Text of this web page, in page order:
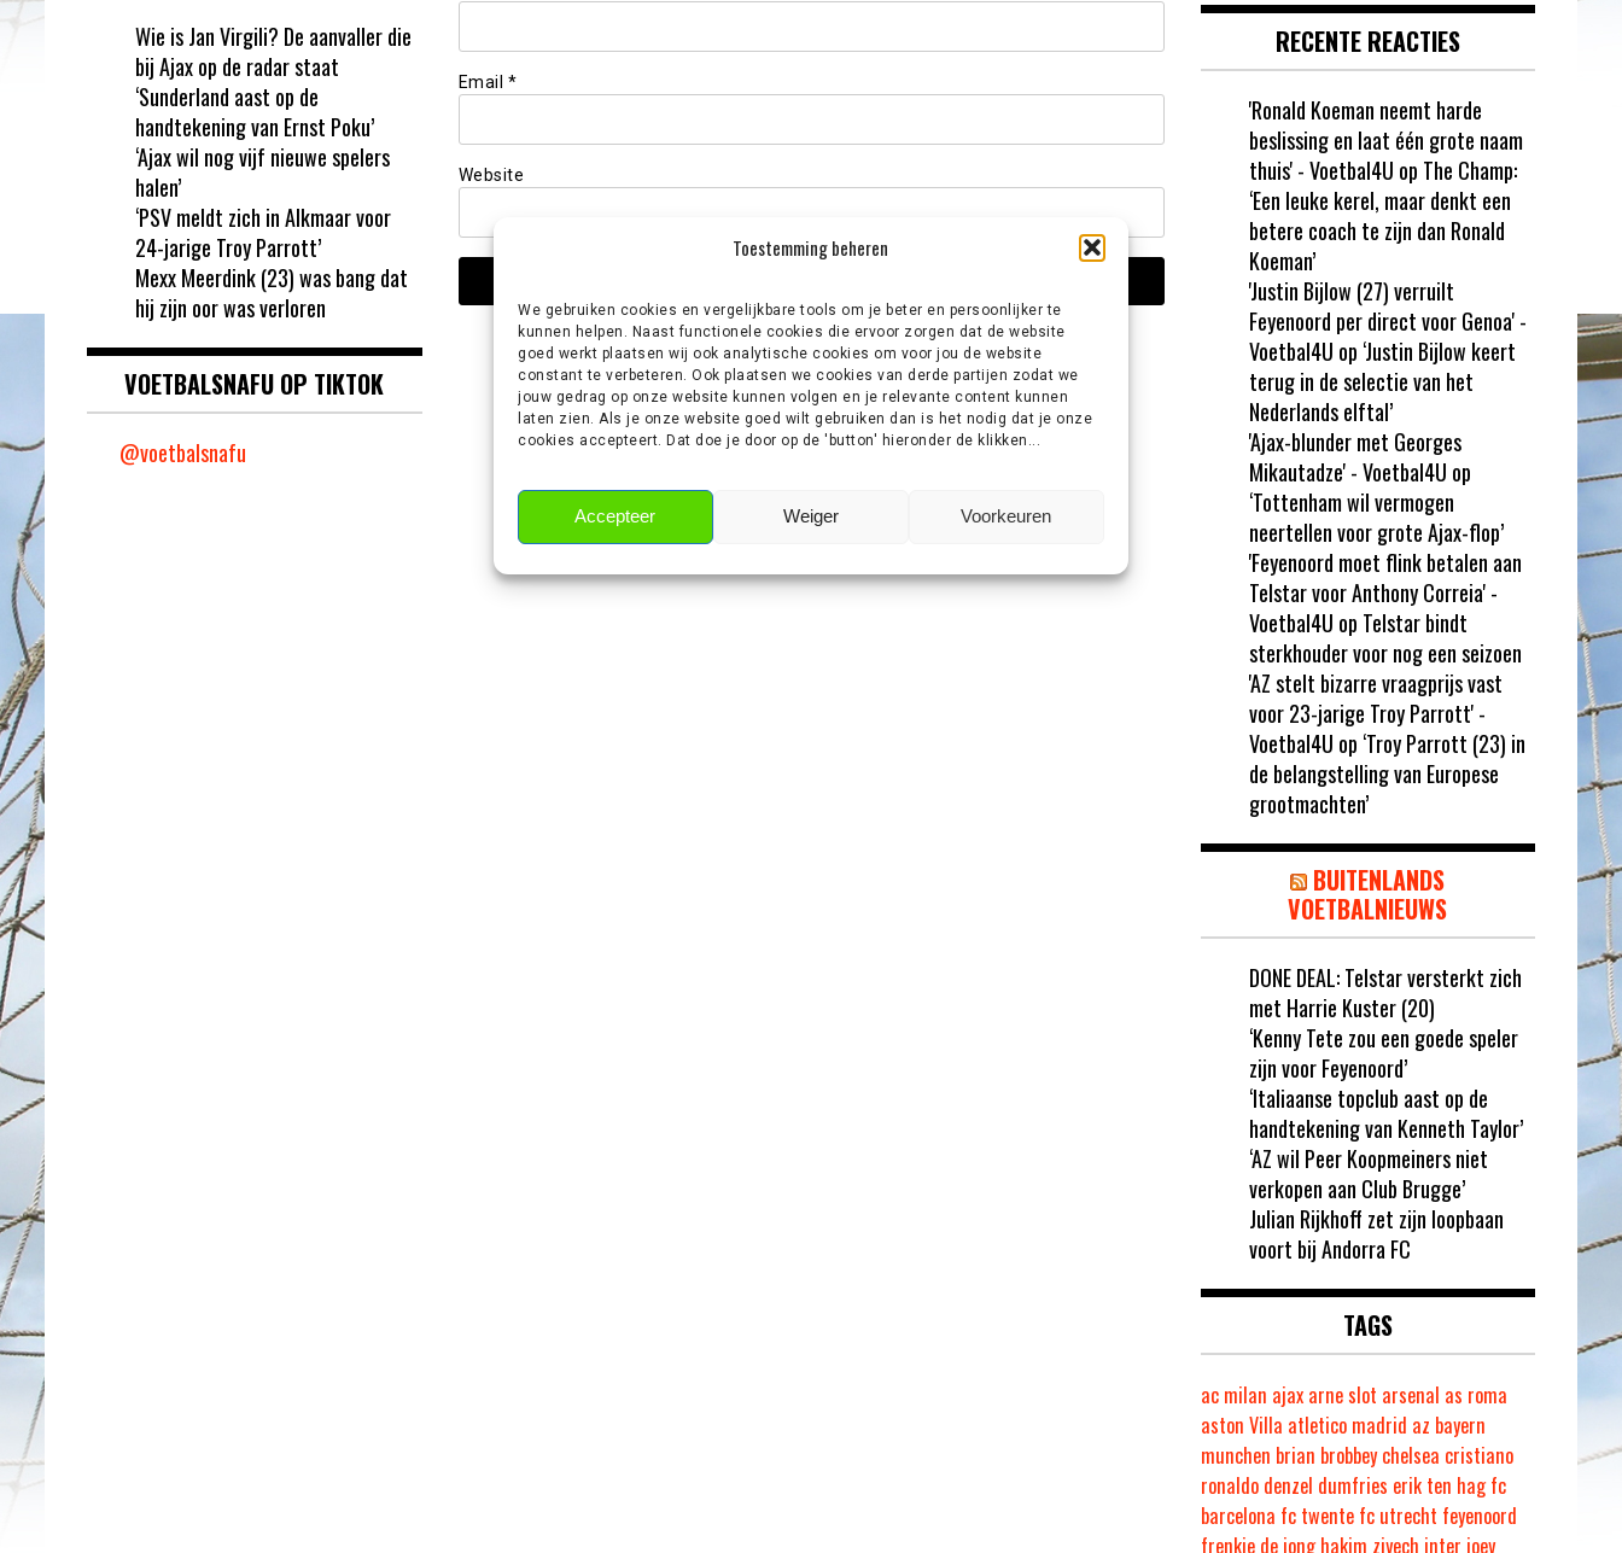
Toestemming beheren
We gebruiken cookies en vergelijkbare tools om je beter en persoonlijker te
kunnen helpen. Naast functionele cookies die ervoor zorgen dat de website
goed werkt plaatsen wij ook analytische cookies om voor jou de website
constant te verbeteren. Ook plaatsen we cookies van derde partijen zodat we
jouw gedrag op onze website kunnen volgen en je relevante content kunnen
laten zien. Als je onze website goed wilt gebruiken dan is het nodig dat je onze
cookies accepteert. Dat doe je door op de 'button' hieronder de klikken...
Accepteer Weiger Voorkeuren
Email *
Website
Wie is Jan Virgili? De aanvaller die
bij Ajax op de radar staat
‘Sunderland aast op de
handtekening van Ernst Poku’
‘Ajax wil nog vijf nieuwe spelers
halen’
‘PSV meldt zich in Alkmaar voor
24-jarige Troy Parrott’
Mexx Meerdink (23) was bang dat
hij zijn oor was verloren
VOETBALSNAFU OP TIKTOK
@voetbalsnafu
RECENTE REACTIES
'Ronald Koeman neemt harde
beslissing en laat één grote naam
thuis' - Voetbal4U op The Champ:
‘Een leuke kerel, maar denkt een
betere coach te zijn dan Ronald
Koeman’
'Justin Bijlow (27) verruilt
Feyenoord per direct voor Genoa' -
Voetbal4U op ‘Justin Bijlow keert
terug in de selectie van het
Nederlands elftal’
'Ajax-blunder met Georges
Mikautadze' - Voetbal4U op
‘Tottenham wil vermogen
neertellen voor grote Ajax-flop’
'Feyenoord moet flink betalen aan
Telstar voor Anthony Correia' -
Voetbal4U op Telstar bindt
sterkhouder voor nog een seizoen
'AZ stelt bizarre vraagprijs vast
voor 23-jarige Troy Parrott' -
Voetbal4U op ‘Troy Parrott (23) in
de belangstelling van Europese
grootmachten’
BUITENLANDS
VOETBALNIEUWS
DONE DEAL: Telstar versterkt zich
met Harrie Kuster (20)
‘Kenny Tete zou een goede speler
zijn voor Feyenoord’
‘Italiaanse topclub aast op de
handtekening van Kenneth Taylor’
‘AZ wil Peer Koopmeiners niet
verkopen aan Club Brugge’
Julian Rijkhoff zet zijn loopbaan
voort bij Andorra FC
TAGS
ac milan ajax arne slot arsenal as roma
aston Villa atletico madrid az bayern
munchen brian brobbey chelsea cristiano
ronaldo denzel dumfries erik ten hag fc
barcelona fc twente fc utrecht feyenoord
frenkie de jong hakim ziyech inter joey